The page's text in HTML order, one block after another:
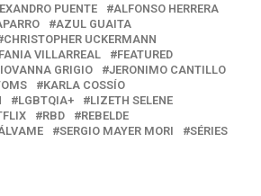
PUENTE
ALFONSO HERRERA
AZUL GUAITA
CHRISTOPHER UCKERMANN
VILLARREAL
FEATURED
GRIGIO
JERONIMO CANTILLO
KARLA COSSÍO
LGBTQIA+
LIZETH SELENE
RBD
REBELDE
SERGIO MAYER MORI
SÉRIES